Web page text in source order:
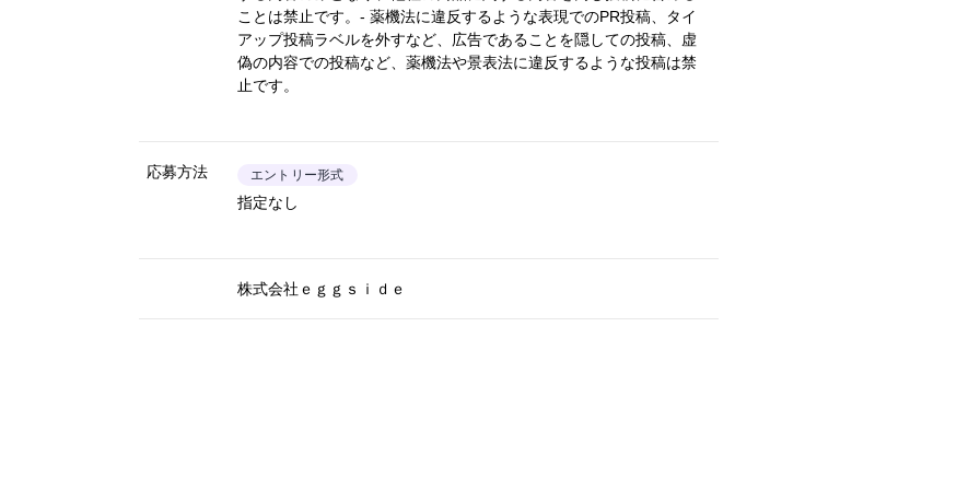
ことは禁止です。- 薬機法に違反するような表現でのPR投稿、タイ
アップ投稿ラベルを外すなど、広告であることを隠しての投稿、虚
偽の内容での投稿など、薬機法や景表法に違反するような投稿は禁
止です。
応募方法 エントリー形式
指定なし
株式会社ｅｇｇｓｉｄｅ